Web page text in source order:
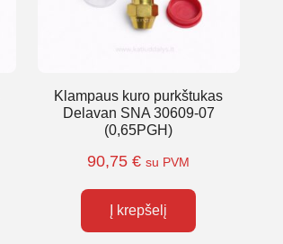
Klampaus kuro purkštukas
Delavan SNA 30609-07
(0,65PGH)
90,75€ su PVM
Į krepšelį